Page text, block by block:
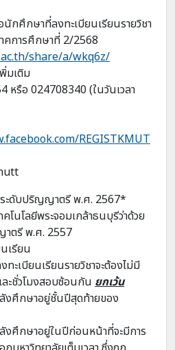
กศึกษาที่ลงทะเบียนเรียนรายวิชา
คการศึกษาที่ 2/2568
share/a/wkq6z/
มเติม
หรือ 024708340 (ในวันเวลา
REGISTKMUT
ระดับปริญญาตรี พ.ศ. 2567*
โนโลยีพระจอมเกล้าธนบุรีว่าด้วย
ตรี พ.ศ. 2557
เรียน
ะเบียนเรียนรายวิชาจะต้องไม่มี
ะชั่วโมงสอบซ้อนกัน ยกเว้น
งศึกษาอยู่ชั้นปีสุดท้ายของ
งศึกษาอยู่ในปีก่อนหน้าที่จะมีการ